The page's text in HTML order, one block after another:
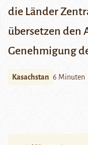
die Länder
übersetzen den
Genehmigung
Kasachstan 6 Minuten